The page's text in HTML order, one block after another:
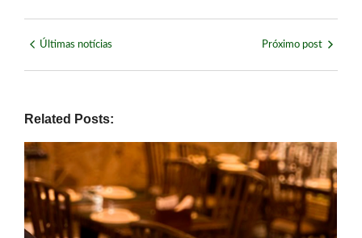
Últimas notícias Próximo post
Related Posts: